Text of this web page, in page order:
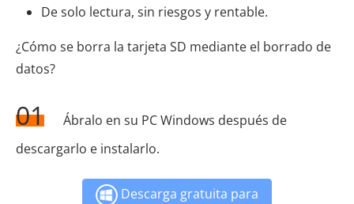
De solo lectura, sin riesgos y rentable.
¿Cómo se borra la tarjeta SD mediante el borrado de
datos?
01
Ábralo en su PC Windows después de
descargarlo e instalarlo.
Descarga gratuita para